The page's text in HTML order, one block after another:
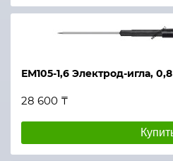
ЕМ105-1,6 Электрод-игла,
28 600 ₸